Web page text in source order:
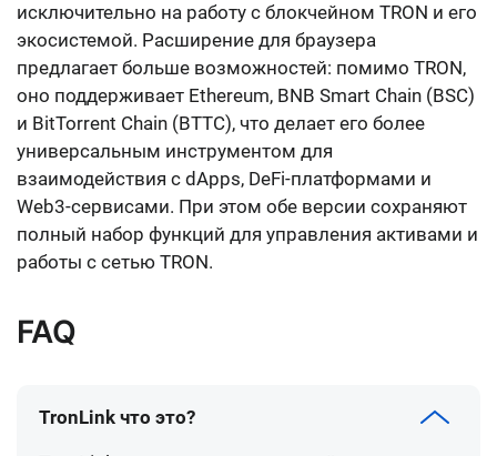
исключительно на работу с блокчейном TRON и его
экосистемой. Расширение для браузера
предлагает больше возможностей: помимо TRON,
оно поддерживает Ethereum, BNB Smart Chain (BSC)
и BitTorrent Chain (BTTC), что делает его более
универсальным инструментом для
взаимодействия с dApps, DeFi-платформами и
Web3-сервисами. При этом обе версии сохраняют
полный набор функций для управления активами и
работы с сетью TRON.
FAQ
TronLink что это?